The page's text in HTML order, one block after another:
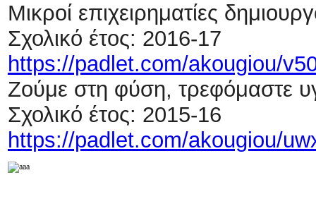
Μικροί επιχειρηματίες
Σχολικό έτος: 2016-17
https://padlet.com/akougiou/
Ζούμε στη φύση, τρεφόμαστε
Σχολικό έτος: 2015-16
https://padlet.com/akougiou/